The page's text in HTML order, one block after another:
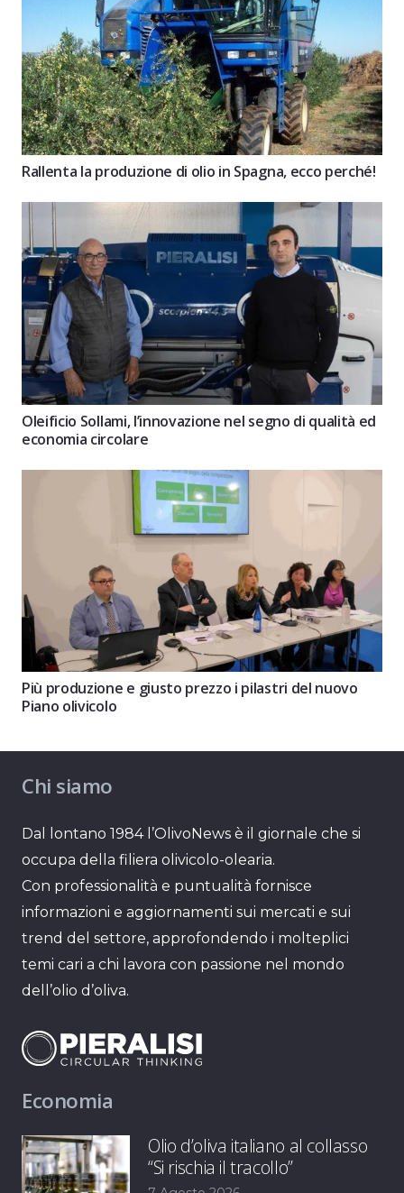
Rallenta la produzione di olio in Spagna, ecco perché!
Oleificio Sollami, l’innovazione nel segno di qualità ed
economia circolare
Più produzione e giusto prezzo i pilastri del nuovo
Piano olivicolo
Chi siamo
Dal lontano 1984 l’OlivoNews è il giornale che si
occupa della filiera olivicolo-olearia.
Con professionalità e puntualità fornisce
informazioni e aggiornamenti sui mercati e sui
trend del settore, approfondendo i molteplici
temi cari a chi lavora con passione nel mondo
dell’olio d’oliva.
Economia
Olio d’oliva italiano al collasso
“Si rischia il tracollo”